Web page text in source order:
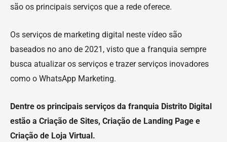
são os principais serviços que a rede oferece.
Os serviços de marketing digital neste vídeo são
baseados no ano de 2021, visto que a franquia sempre
busca atualizar os serviços e trazer serviços inovadores
como o WhatsApp Marketing.
Dentre os principais serviços da franquia Distrito Digital
estão a Criação de Sites, Criação de Landing Page e
Criação de Loja Virtual.